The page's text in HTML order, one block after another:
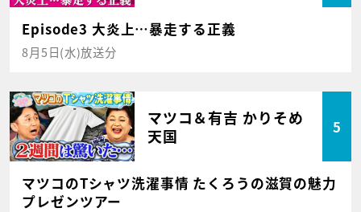
Episode3 大炎上…暴走する正義
8月5日(水)放送分
マツコ＆有吉 かりそめ
天国
5
マツコのTシャツ洗濯事情 たくろうの滋賀の魅力
プレゼンツアー